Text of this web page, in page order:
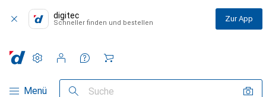
digitec
Schneller finden und bestellen Zur App
Navigation nach Kategorien
Menü Suche
Einstellungen
Kundenkonto
Vergleichslisten
Merklisten
Warenkorb